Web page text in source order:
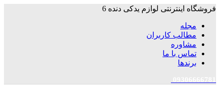
فروشگاه اینترنتی لوازم یدکی دنده 6
مجله
مطالب کاربران
مشاوره
تماس با ما
برندها